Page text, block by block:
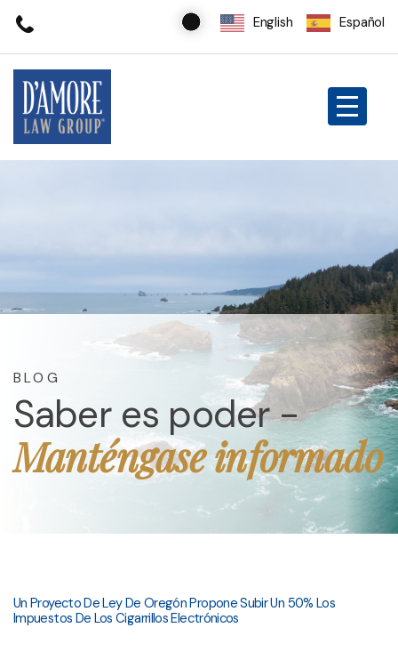
English Español
Saber es poder -
Manténgase informado
BLOG
Un Proyecto De Ley De Oregón Propone Subir Un 50% Los
Impuestos De Los Cigarrillos Electrónicos